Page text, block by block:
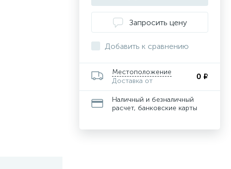
Запросить цену
Добавить к сравнению
Местоположение
Доставка от
0 ₽
Наличный и безналичный
расчет, банковские карты